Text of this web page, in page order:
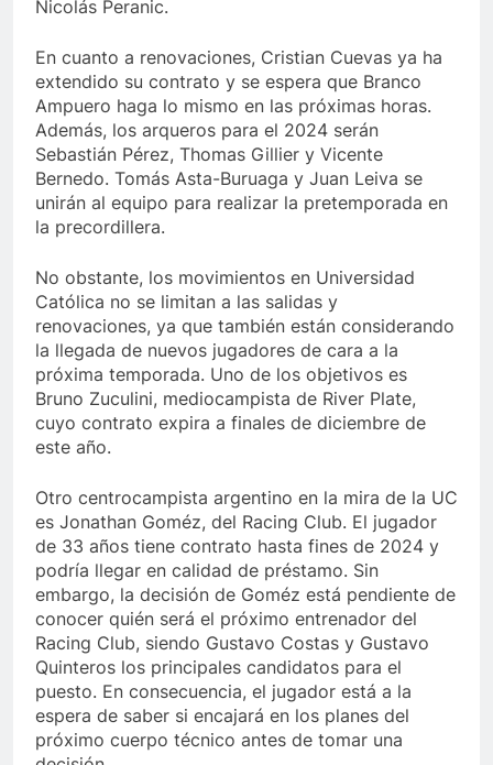
Nicolás Peranic.
En cuanto a renovaciones, Cristian Cuevas ya ha
extendido su contrato y se espera que Branco
Ampuero haga lo mismo en las próximas horas.
Además, los arqueros para el 2024 serán
Sebastián Pérez, Thomas Gillier y Vicente
Bernedo. Tomás Asta-Buruaga y Juan Leiva se
unirán al equipo para realizar la pretemporada en
la precordillera.
No obstante, los movimientos en Universidad
Católica no se limitan a las salidas y
renovaciones, ya que también están considerando
la llegada de nuevos jugadores de cara a la
próxima temporada. Uno de los objetivos es
Bruno Zuculini, mediocampista de River Plate,
cuyo contrato expira a finales de diciembre de
este año.
Otro centrocampista argentino en la mira de la UC
es Jonathan Goméz, del Racing Club. El jugador
de 33 años tiene contrato hasta fines de 2024 y
podría llegar en calidad de préstamo. Sin
embargo, la decisión de Goméz está pendiente de
conocer quién será el próximo entrenador del
Racing Club, siendo Gustavo Costas y Gustavo
Quinteros los principales candidatos para el
puesto. En consecuencia, el jugador está a la
espera de saber si encajará en los planes del
próximo cuerpo técnico antes de tomar una